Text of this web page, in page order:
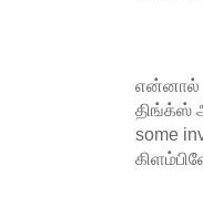
என்னால்
திங்க்ஸ்
some